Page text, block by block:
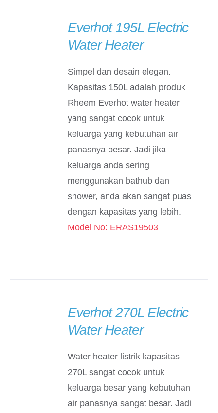
Everhot 195L Electric
Water Heater
Simpel dan desain elegan.
Kapasitas 150L adalah produk
Rheem Everhot water heater
yang sangat cocok untuk
keluarga yang kebutuhan air
panasnya besar. Jadi jika
keluarga anda sering
menggunakan bathub dan
shower, anda akan sangat puas
dengan kapasitas yang lebih.
Model No: ERAS19503
Everhot 270L Electric
Water Heater
Water heater listrik kapasitas
270L sangat cocok untuk
keluarga besar yang kebutuhan
air panasnya sangat besar. Jadi